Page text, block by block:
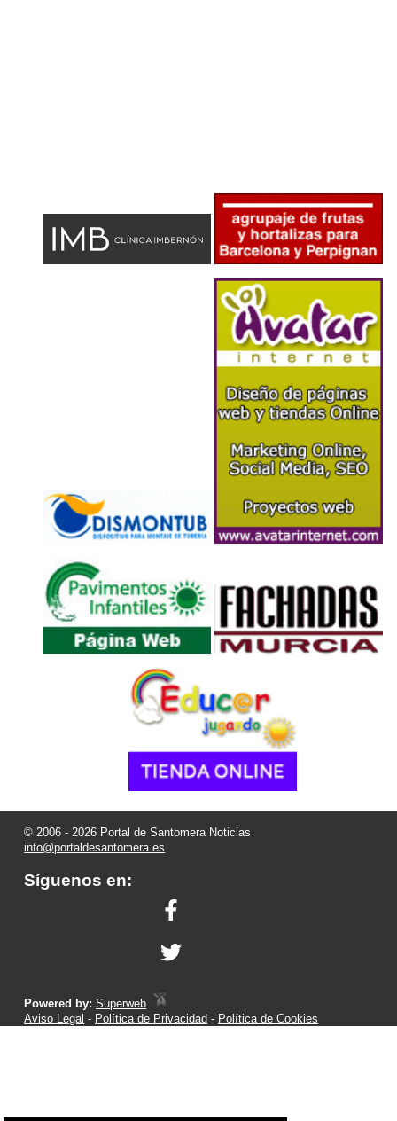
© 2006 - 2026 Portal de Santomera Noticias
info@portaldesantomera.es
Síguenos en:
Powered by:Superweb
Aviso Legal - Política de Privacidad - Política de Cookies